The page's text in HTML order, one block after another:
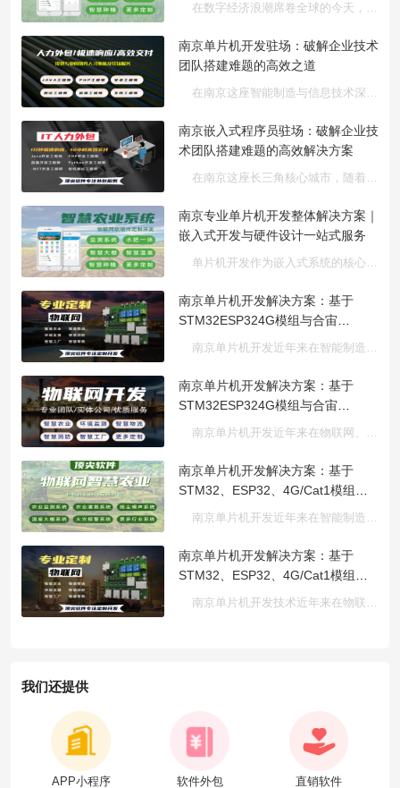
在数字经济浪潮席卷全球的今天，南京作为全国科技创新中心，物···
南京单片机开发驻场：破解企业技术
团队搭建难题的高效之道
在南京这座智能制造与信息技术深度融合的创新高地，单片机开发···
南京嵌入式程序员驻场：破解企业技
术团队搭建难题的高效解决方案
在南京这座长三角核心城市，随着人工智能、智能制造等新兴产业···
南京专业单片机开发整体解决方案｜
嵌入式开发与硬件设计一站式服务
单片机开发作为嵌入式系统的核心支撑技术，在智能制造、工业自动···
南京单片机开发解决方案：基于
STM32ESP324G模组与合宙
LuatOS的多功能物联网系统功能计
南京单片机开发近年来在智能制造、工业自动化和物联网领域发展···
南京单片机开发解决方案：基于
STM32ESP324G模组与合宙
LuatOS的多功能智能控制系统功能
南京单片机开发近年来在物联网、工业自动化及智能设备领域发展···
南京单片机开发解决方案：基于
STM32、ESP32、4G/Cat1模组与
合宙LuatOS的多功能物联网系统功
南京单片机开发近年来在智能制造、工业自动化与物联网领域发展···
南京单片机开发解决方案：基于
STM32、ESP32、4G/Cat1模组与
合宙LuatOS的智能控制系统功能计
南京单片机开发技术近年来在物联网、工业自动化和智能设备领域···
我们还提供
APP小程序 软件外包 直销软件